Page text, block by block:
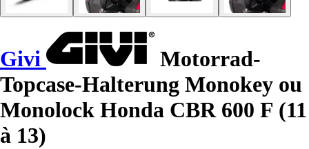
Givi
Motorrad-
Topcase-Halterung Monokey ou
Monolock Honda CBR 600 F (11
à 13)